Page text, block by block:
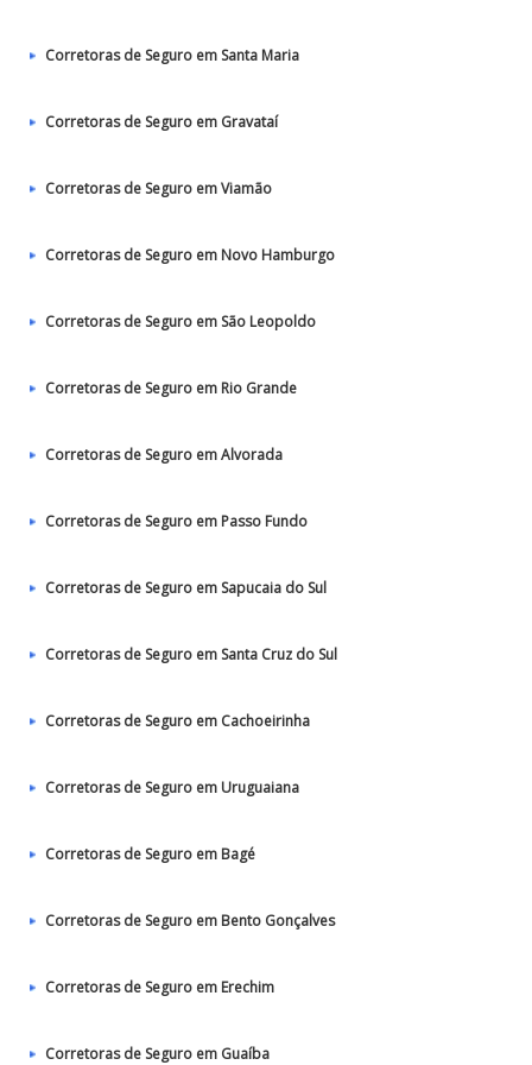
Corretoras de Seguro em Santa Maria
Corretoras de Seguro em Gravataí
Corretoras de Seguro em Viamão
Corretoras de Seguro em Novo Hamburgo
Corretoras de Seguro em São Leopoldo
Corretoras de Seguro em Rio Grande
Corretoras de Seguro em Alvorada
Corretoras de Seguro em Passo Fundo
Corretoras de Seguro em Sapucaia do Sul
Corretoras de Seguro em Santa Cruz do Sul
Corretoras de Seguro em Cachoeirinha
Corretoras de Seguro em Uruguaiana
Corretoras de Seguro em Bagé
Corretoras de Seguro em Bento Gonçalves
Corretoras de Seguro em Erechim
Corretoras de Seguro em Guaíba